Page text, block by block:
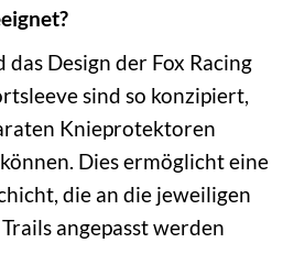
das Design der Fox Racing
sind so konzipiert,
Knieprotektoren
Dies ermöglicht eine
die an die jeweiligen
angepasst werden